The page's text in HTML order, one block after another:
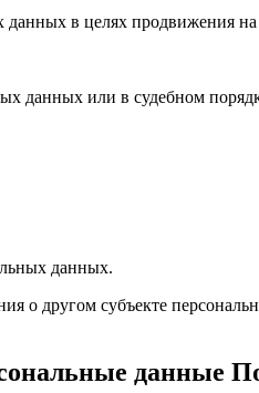
данных в целях продвижения
данных или в судебном
данных.
другом субъекте
данные